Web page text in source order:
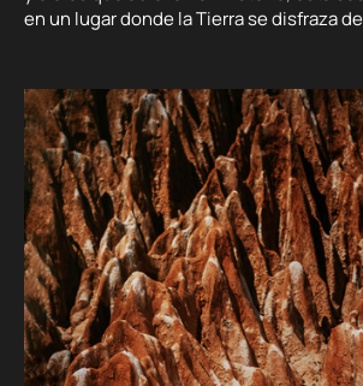
en un lugar donde la Tierra se disfraza